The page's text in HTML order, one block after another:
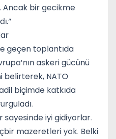
Ancak bir gecikme
geçen toplantıda
askeri gücünü
belirterek, NATO
biçimde katkıda
sayesinde iyi gidiyorlar.
mazeretleri yok. Belki